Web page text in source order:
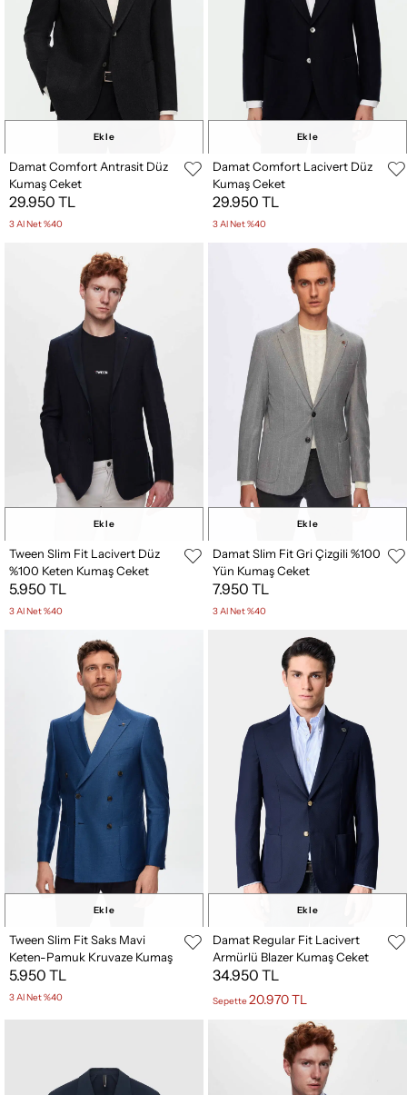
Ekle
Damat Comfort Antrasit Düz
Kumaş Ceket
29.950 TL
3 Al Net %40
Ekle
Damat Comfort Lacivert Düz
Kumaş Ceket
29.950 TL
3 Al Net %40
Ekle
Tween Slim Fit Lacivert Düz
%100 Keten Kumaş Ceket
5.950 TL
3 Al Net %40
Ekle
Damat Slim Fit Gri Çizgili %100
Yün Kumaş Ceket
7.950 TL
3 Al Net %40
Ekle
Tween Slim Fit Saks Mavi
Keten-Pamuk Kruvaze Kumaş
Ceket
5.950 TL
3 Al Net %40
Ekle
Damat Regular Fit Lacivert
Armürlü Blazer Kumaş Ceket
34.950 TL
Sepette 20.970 TL